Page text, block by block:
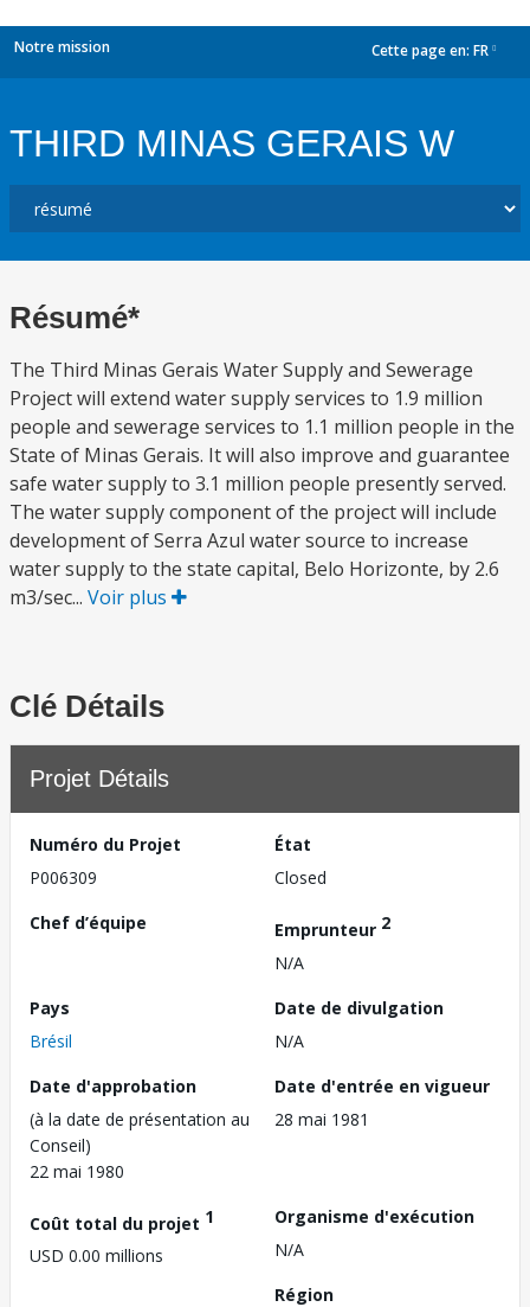
Notre mission Cette page en: FR
THIRD MINAS GERAIS W
Résumé*
The Third Minas Gerais Water Supply and Sewerage
Project will extend water supply services to 1.9 million
people and sewerage services to 1.1 million people in the
State of Minas Gerais. It will also improve and guarantee
safe water supply to 3.1 million people presently served.
The water supply component of the project will include
development of Serra Azul water source to increase
water supply to the state capital, Belo Horizonte, by 2.6
m3/sec... Voir plus
Clé Détails
Projet Détails
Numéro du Projet
P006309
État
Closed
Chef d’équipe
Emprunteur 2
N/A
Pays
Brésil
Date de divulgation
N/A
Date d'approbation
(à la date de présentation au
Conseil)
22 mai 1980
Date d'entrée en vigueur
28 mai 1981
Coût total du projet 1
USD 0.00 millions
Organisme d'exécution
N/A
Région